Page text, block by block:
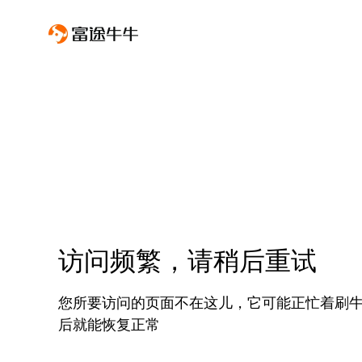
访问频繁，请稍后重试
您所要访问的页面不在这儿，它可能正忙着刷
后就能恢复正常